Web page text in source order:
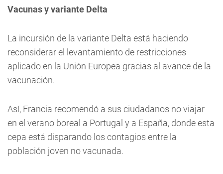
Vacunas y variante Delta
La incursión de la variante Delta está haciendo
reconsiderar el levantamiento de restricciones
aplicado en la Unión Europea gracias al avance de la
vacunación.
Así, Francia recomendó a sus ciudadanos no viajar
en el verano boreal a Portugal y a España, donde esta
cepa está disparando los contagios entre la
población joven no vacunada.